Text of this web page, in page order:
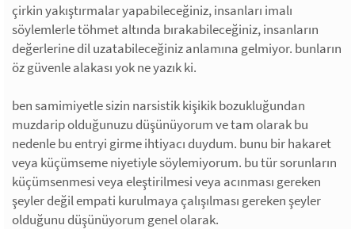
çirkin yakıştırmalar yapabileceğiniz, insanları imalı
söylemlerle töhmet altında bırakabileceğiniz, insanların
değerlerine dil uzatabileceğiniz anlamına gelmiyor. bunların
öz güvenle alakası yok ne yazık ki.
ben samimiyetle sizin narsistik kişikik bozukluğundan
muzdarip olduğunuzu düşünüyorum ve tam olarak bu
nedenle bu entryi girme ihtiyacı duydum. bunu bir hakaret
veya küçümseme niyetiyle söylemiyorum. bu tür sorunların
küçümsenmesi veya eleştirilmesi veya acınması gereken
şeyler değil empati kurulmaya çalışılması gereken şeyler
olduğunu düşünüyorum genel olarak.